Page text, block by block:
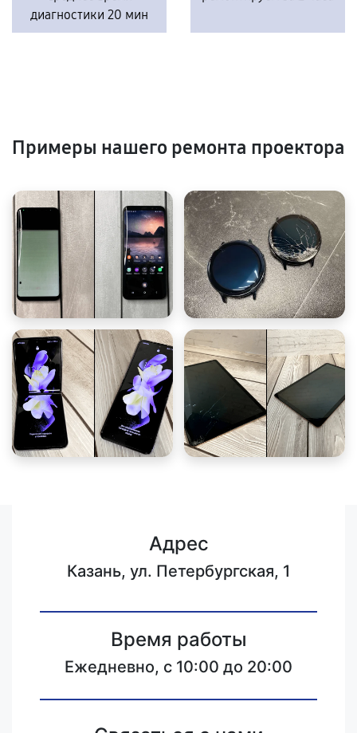
диагностики 20 мин
Примеры нашего ремонта проектора
Адрес
Казань, ул. Петербургская, 1
Время работы
Ежедневно, с 10:00 до 20:00